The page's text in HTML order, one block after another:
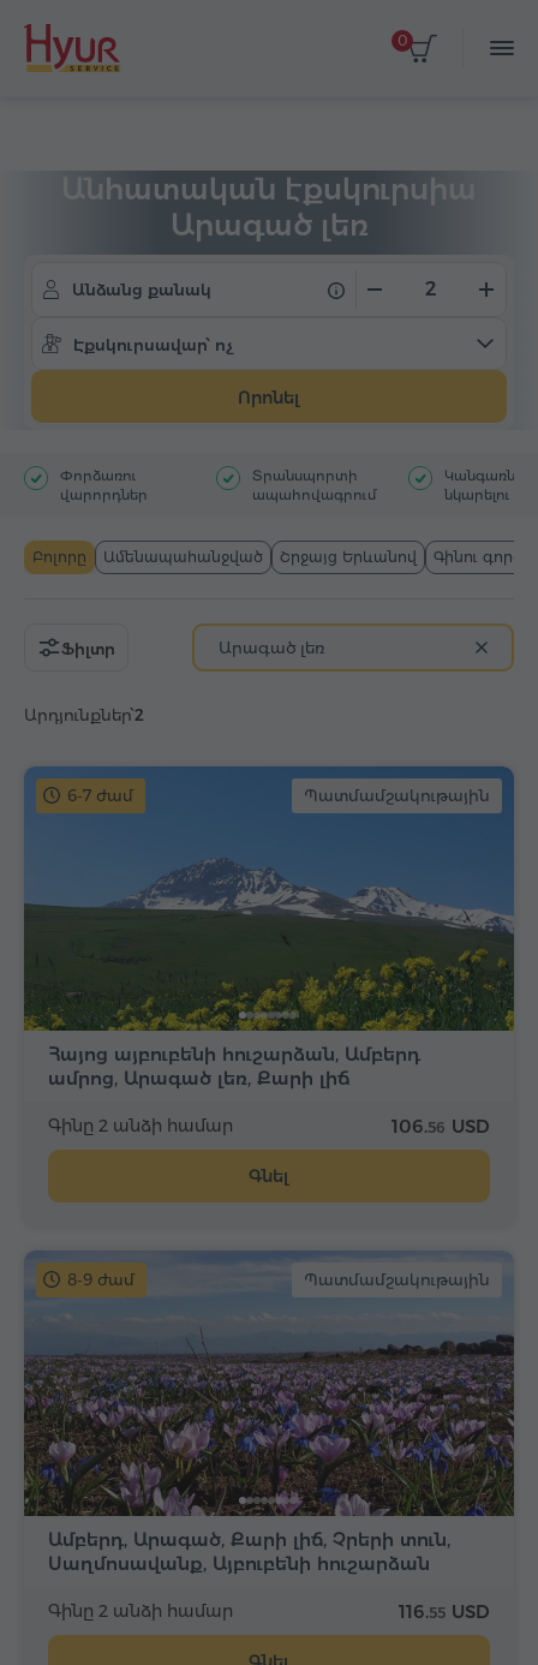
0
Անհատական էքսկուրսիա
Արագած լեռ
Անձանց քանակ
Էքսկուրսավար՝ ոչ
Որոնել
Փորձառու
վարորդներ
Տրանսպորտի
ապահովագրում
Կանգառներ`
նկարելու
Բոլորը Ամենապահանջված Շրջայց Երևանով Գինու
Արդյունքներ՝2
Ֆիլտր Արագած լեռ
6-7 ժամ Պատմամշակութային
Հայոց այբուբենի հուշարձան, Ամբերդ
ամրոց, Արագած լեռ, Քարի լիճ
Գինը 2 անձի համար 106.56 USD
Գնել
8-9 ժամ Պատմամշակութային
Ամբերդ, Արագած, Քարի լիճ, Չրերի տուն,
Սաղմոսավանք, Այբուբենի հուշարձան
Գինը 2 անձի համար 116.55 USD